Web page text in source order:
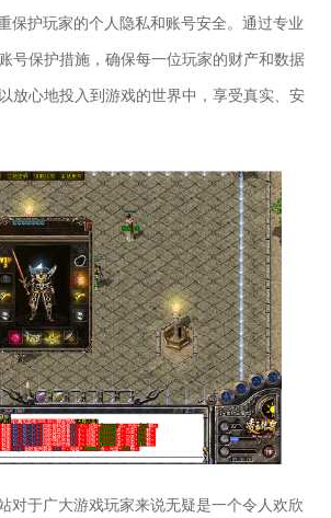
保护玩家的个人隐私和账号安全。通过专业
号保护措施，确保每一位玩家的财产和数据
放心地投入到游戏的世界中，享受真实、安
对于广大游戏玩家来说无疑是一个令人欢欣